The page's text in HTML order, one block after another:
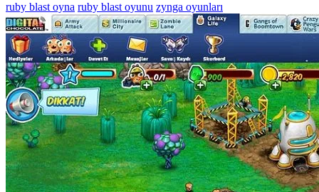
ruby blast oyna ruby blast oyunu zynga oyunları